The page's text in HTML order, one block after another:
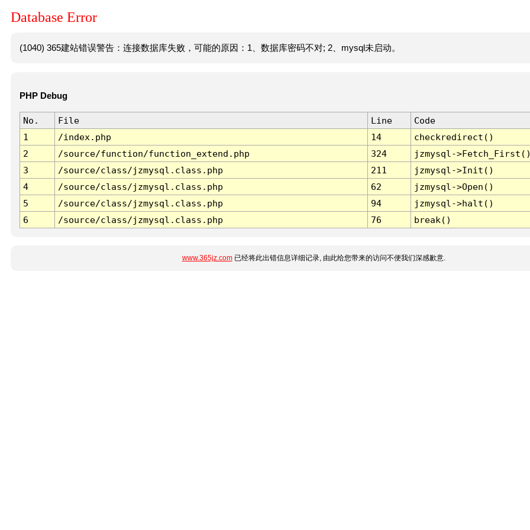
Database Error
(1040) 365建站错误警告：连接数据库失败，可能的原因：1、数据库密码不对; 2、mysql未启动。
PHP Debug
No. File Line
Code
1
/index.php 14
checkredirect()
2
/source/function/function_extend.php 324
jzmysql-
3
/source/class/jzmysql.class.php 211
jzmysql->Init()
4
/source/class/jzmysql.class.php 62
jzmysql->Open()
5
/source/class/jzmysql.class.php 94
jzmysql->halt()
6
/source/class/jzmysql.class.php 76 break()
www.365jz.com已经将此出错信息详细记录, 由此给您带来的访问不便我们深感歉意.